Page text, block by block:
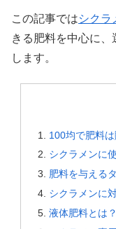
この記事ではシクラ
きる肥料を中心に
します。
100均で肥料
シクラメンに
肥料を与える
シクラメンに
液体肥料とは？